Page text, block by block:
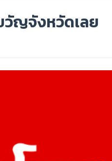
วัญจังหวัดเลย